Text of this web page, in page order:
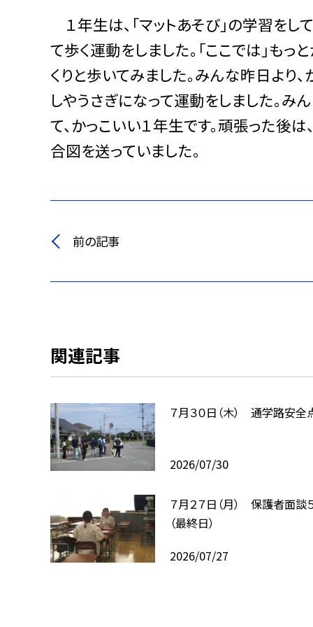
１年生は、「マットあそび」の学習をし
て歩く運動をしました。「ここでは」も
くりと歩いてみました。みんな昨日より
しやうさぎになって運動をしました。
て、かっこいい１年生です。頑張った後
合図を送っていました。
前の記事
関連記事
７月３０日（木） 通学路安全
2026/07/30
７月２７日（月） 保護者面談
（最終日）
2026/07/27